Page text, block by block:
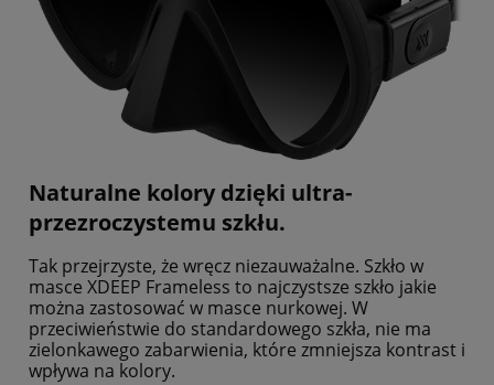
Naturalne kolory dzięki ultra-
przezroczystemu szkłu.
Tak przejrzyste, że wręcz niezauważalne. Szkło w
masce XDEEP Frameless to najczystsze szkło jakie
można zastosować w masce nurkowej. W
przeciwieństwie do standardowego szkła, nie ma
zielonkawego zabarwienia, które zmniejsza kontrast i
wpływa na kolory.